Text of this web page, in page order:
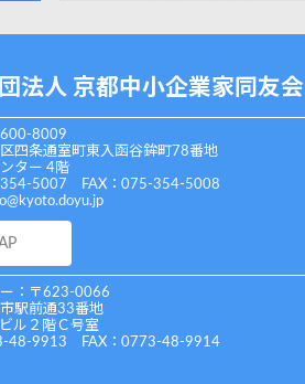
法人 京都中小企業家同友会
8009
四条通室町東入函谷鉾町78番地
ター 4階
354-5007 FAX：075-354-5008
：〒623-0066
駅前通33番地
ル２階Ｃ号室
48-9913 FAX：0773-48-9914